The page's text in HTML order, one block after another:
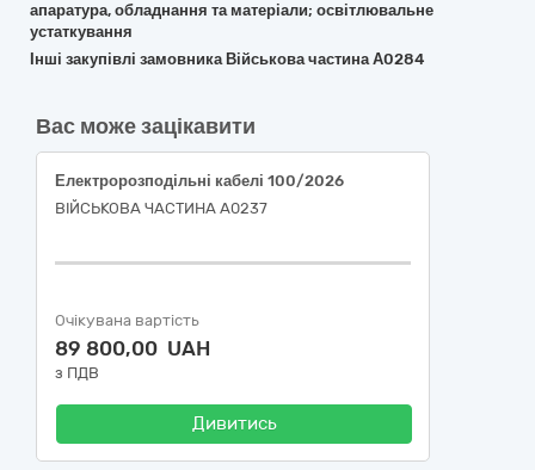
апаратура, обладнання та матеріали; освітлювальне
устаткування
Інші закупівлі замовника Військова частина А0284
Вас може зацікавити
Електророзподільні кабелі 100/2026
ВІЙСЬКОВА ЧАСТИНА А0237
Очікувана вартість
89 800,00 UAH
з ПДВ
Дивитись